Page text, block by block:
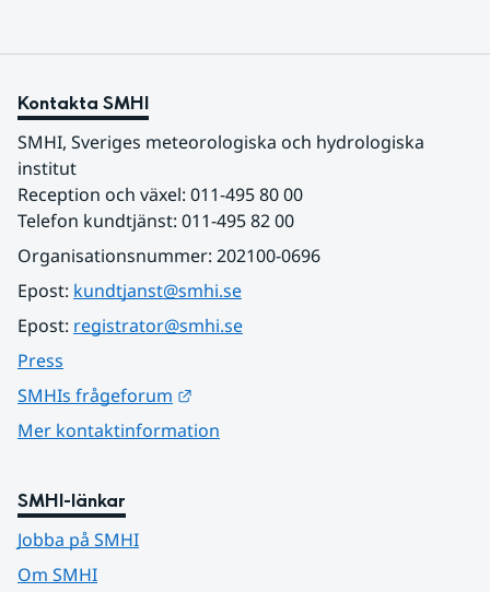
Kontakta SMHI
SMHI, Sveriges meteorologiska och hydrologiska
institut
Reception och växel: 011-495 80 00
Telefon kundtjänst: 011-495 82 00
Organisationsnummer: 202100-0696
Epost: kundtjanst@smhi.se
Epost: registrator@smhi.se
Press
SMHIs frågeforum
Mer kontaktinformation
SMHI-länkar
Jobba på SMHI
Om SMHI